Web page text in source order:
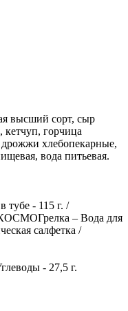
высший сорт, сыр
горчица
дрожжи хлебопекарные,
вода питьевая.
тубе - 115 г. /
– Вода для
салфетка /
- 27,5 г.